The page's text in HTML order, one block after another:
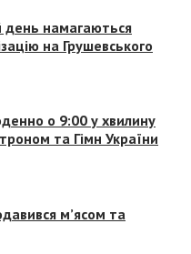
день намагаються
на Грушевського
о 9:00 у хвилину
та Гімн України
м’ясом та